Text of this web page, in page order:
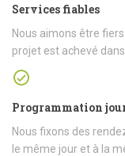
Services fiables
Nous aimons être
projet est achevé
Programmation
Nous fixons des
le même jour et à la